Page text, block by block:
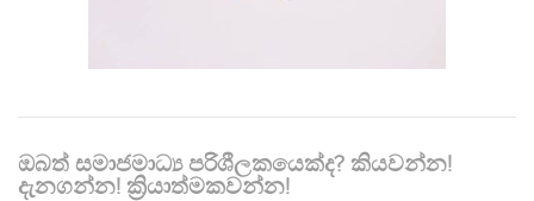
ඔබත් සමාජමාධ්‍ය පරිශීලකයෙක්ද? කියවන්න!
දැනගන්න! ක්‍රියාත්මකවන්න!